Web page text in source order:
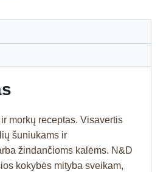
morkų receptas. Visavertis
šuniukams ir
žindančioms kalėms. N&D
kokybės mityba sveikam,